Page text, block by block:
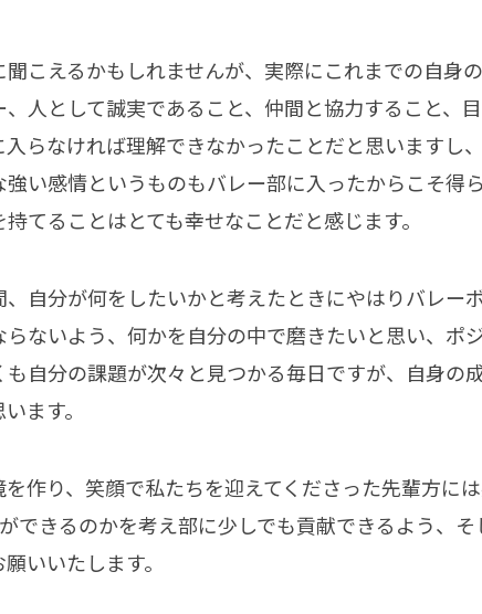
こえるかもしれませんが、実際にこれまでの自身
人として誠実であること、仲間と協力すること、
らなければ理解できなかったことだと思いますし
い感情というものもバレー部に入ったからこそ得
てることはとても幸せなことだと感じます。
自分が何をしたいかと考えたときにやはりバレー
ないよう、何かを自分の中で磨きたいと思い、ポ
自分の課題が次々と見つかる毎日ですが、自身の
ます。
作り、笑顔で私たちを迎えてくださった先輩方に
できるのかを考え部に少しでも貢献できるよう、
いいたします。